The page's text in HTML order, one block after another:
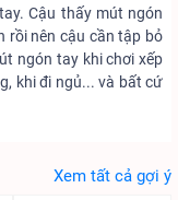
Cậu thấy mút ngón
rồi nên cậu cần tập bỏ
ngón tay khi chơi xếp
khi đi ngủ... và bất cứ
Xem tất cả gợi ý